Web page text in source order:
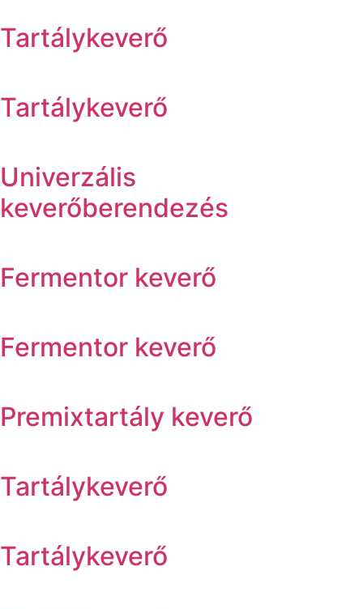
Tartálykeverő
Tartálykeverő
Univerzális
keverőberendezés
Fermentor keverő
Fermentor keverő
Premixtartály keverő
Tartálykeverő
Tartálykeverő